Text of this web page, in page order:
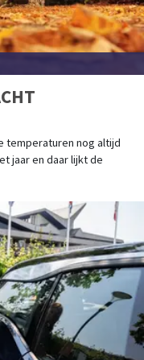
temperaturen nog altijd
jaar en daar lijkt de